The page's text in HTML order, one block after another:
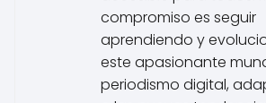
compromiso es seguir
aprendiendo y
este apasionante
periodismo digital,